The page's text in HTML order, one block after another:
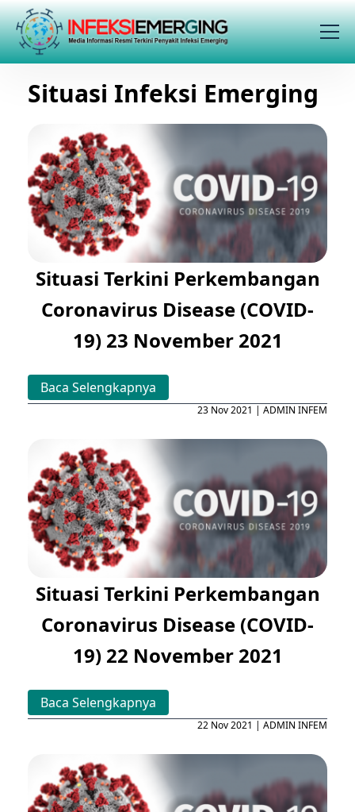
Situasi Infeksi Emerging
Situasi Terkini Perkembangan
Coronavirus Disease (COVID-
19) 23 November 2021
Baca Selengkapnya
23 Nov 2021 | ADMIN INFEM
Situasi Terkini Perkembangan
Coronavirus Disease (COVID-
19) 22 November 2021
Baca Selengkapnya
22 Nov 2021 | ADMIN INFEM